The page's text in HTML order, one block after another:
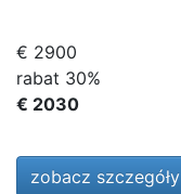
€ 2900
rabat 30%
€ 2030
zobacz szczegóły